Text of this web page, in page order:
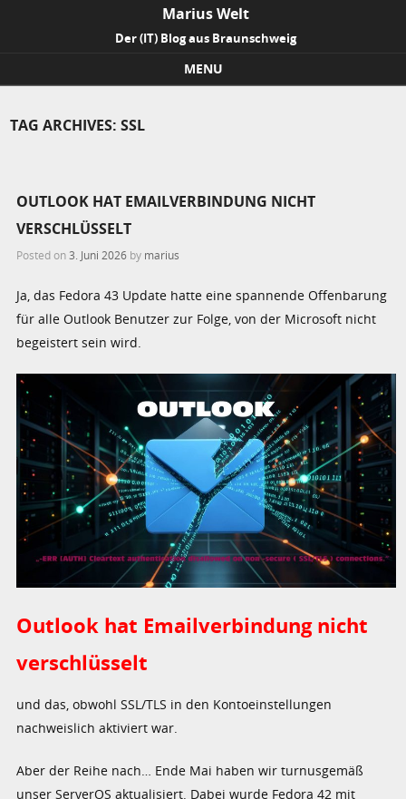
Marius Welt
Der (IT) Blog aus Braunschweig
MENU
TAG ARCHIVES:SSL
OUTLOOK HAT EMAILVERBINDUNG NICHT
VERSCHLÜSSELT
Posted on3. Juni 2026 by marius
Ja, das Fedora 43 Update hatte eine spannende Offenbarung
für alle Outlook Benutzer zur Folge, von der Microsoft nicht
begeistert sein wird.
Outlook hat Emailverbindung nicht
verschlüsselt
und das, obwohl SSL/TLS in den Kontoeinstellungen
nachweislich aktiviert war.
Aber der Reihe nach… Ende Mai haben wir turnusgemäß
unser ServerOS aktualisiert. Dabei wurde Fedora 42 mit